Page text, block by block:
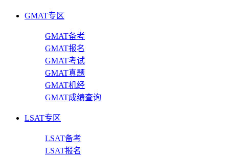
GMAT专区
GMAT备考
GMAT报名
GMAT考试
GMAT真题
GMAT机经
GMAT成绩查询
LSAT专区
LSAT备考
LSAT报名